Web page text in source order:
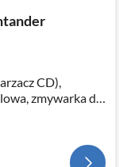
CD),
zmywarka do
osobowa